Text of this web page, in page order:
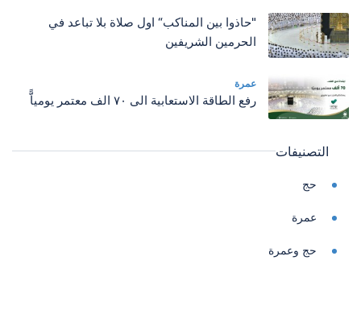
"حاذوا بين المناكب“ اول صلاة بلا تباعد في
الحرمين الشريفين
عمرة
رفع الطاقة الاستعابية الى ٧٠ الف معتمر يومياًّ
التصنيفات
حج
عمرة
حج وعمرة